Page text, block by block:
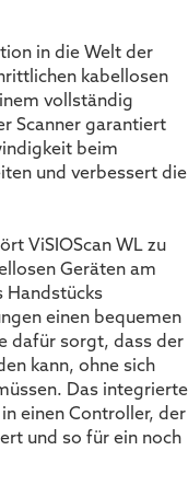
in die Welt der
kabellosen
vollständig
Scanner garantiert
beim
und verbessert die
ViSIOScan WL zu
Geräten am
Handstücks
einen bequemen
dafür sorgt, dass der
kann, ohne sich
Das integrierte
einen Controller, der
und so für ein noch